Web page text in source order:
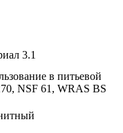
3.1
в питьевой
NSF 61, WRAS BS